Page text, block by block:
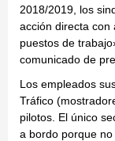
2018/2019, los
acción directa con
puestos de
comunicado de
Los empleados
Tráfico
pilotos. El único
a bordo porque